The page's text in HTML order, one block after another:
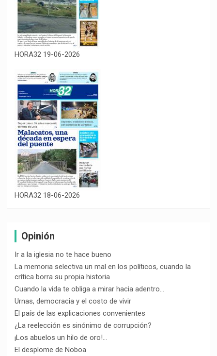
HORA32 19-06-2026
HORA32 18-06-2026
Opinión
Ir a la iglesia no te hace bueno
La memoria selectiva un mal en los políticos, cuando la
crítica borra su propia historia
Cuando la vida te obliga a mirar hacia adentro…
Urnas, democracia y el costo de vivir
El país de las explicaciones convenientes
¿La reelección es sinónimo de corrupción?
¡Los abuelos un hilo de oro!…
El desplome de Noboa